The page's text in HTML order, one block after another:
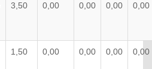
3,50 0,00 0,00 0,00 0,00
1,50 0,00 0,00 0,00 0,00